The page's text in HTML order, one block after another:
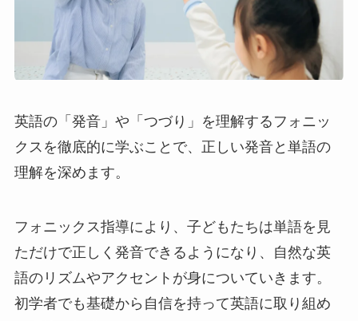
英語の「発音」や「つづり」を理解するフォニッ
クスを徹底的に学ぶことで、正しい発音と単語の
理解を深めます。
フォニックス指導により、子どもたちは単語を見
ただけで正しく発音できるようになり、自然な英
語のリズムやアクセントが身についていきます。
初学者でも基礎から自信を持って英語に取り組め